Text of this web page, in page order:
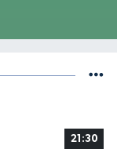
21:30